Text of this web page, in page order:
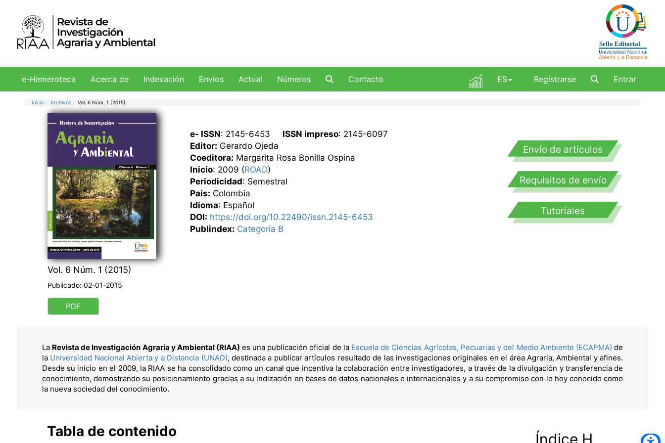
e-Hemeroteca Acerca de Indexación Envíos Actual Números Contacto ES Registrarse Entrar
Inicio Archivos Vol. 6 Núm. 1 (2015)
Vol. 6 Núm. 1 (2015)
Publicado:02-01-2015
PDF
e- ISSN: 2145-6453 ISSN impreso: 2145-6097
Editor: Gerardo Ojeda
Coeditora: Margarita Rosa Bonilla Ospina
Inicio: 2009 (ROAD)
Periodicidad: Semestral
País: Colombia
Idioma: Español
DOI: https://doi.org/10.22490/issn.2145-6453
Publindex: Categoría B
Envío de artículos
Requisitos de envío
Tutoriales
La Revista de Investigación Agraria y Ambiental (RIAA) es una publicación oficial de la Escuela de Ciencias Agrícolas, Pecuarias y del Medio Ambiente (ECAPMA) de
la Universidad Nacional Abierta y a Distancia (UNAD), destinada a publicar artículos resultado de las investigaciones originales en el área Agraria, Ambiental y afines.
Desde su inicio en el 2009, la RIAA se ha consolidado como un canal que incentiva la colaboración entre investigadores, a través de la divulgación y transferencia de
conocimiento, demostrando su posicionamiento gracias a su indización en bases de datos nacionales e internacionales y a su compromiso con lo hoy conocido como
la nueva sociedad del conocimiento.
Tabla de contenido Índice H